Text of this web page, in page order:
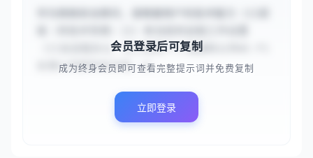
（{{全远程办公，员工使用个人电脑和公共Wi-Fi
处理公司邮件和文档，公...
会员登录后可复制
成为终身会员即可查看完整提示词并免费复制
立即登录